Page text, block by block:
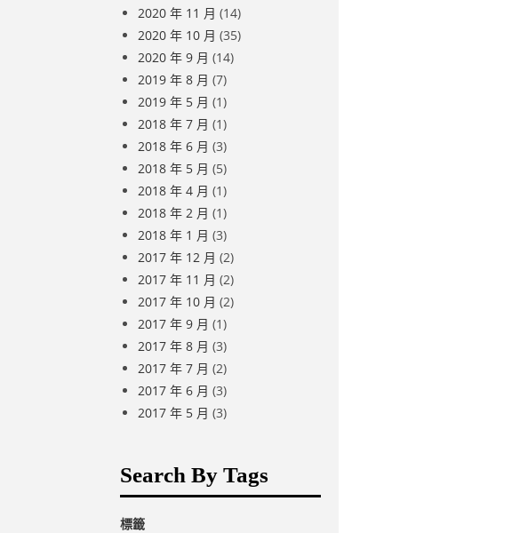
2020 年 11 月 (14)
2020 年 10 月 (35)
2020 年 9 月 (14)
2019 年 8 月 (7)
2019 年 5 月 (1)
2018 年 7 月 (1)
2018 年 6 月 (3)
2018 年 5 月 (5)
2018 年 4 月 (1)
2018 年 2 月 (1)
2018 年 1 月 (3)
2017 年 12 月 (2)
2017 年 11 月 (2)
2017 年 10 月 (2)
2017 年 9 月 (1)
2017 年 8 月 (3)
2017 年 7 月 (2)
2017 年 6 月 (3)
2017 年 5 月 (3)
Search By Tags
標籤